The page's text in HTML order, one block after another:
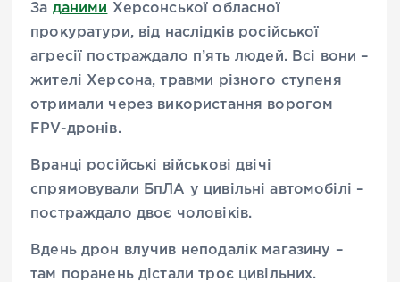
За даними Херсонської обласної
прокуратури, від наслідків російської
агресії постраждало п’ять людей. Всі вони –
жителі Херсона, травми різного ступеня
отримали через використання ворогом
FPV-дронів.
Вранці російські військові двічі
спрямовували БпЛА у цивільні автомобілі –
постраждало двоє чоловіків.
Вдень дрон влучив неподалік магазину –
там поранень дістали троє цивільних.